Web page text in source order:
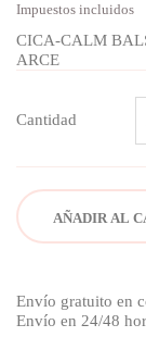
Impuestos incluidos
CICA-CALM
ARCE
Cantidad
AÑADIR AL
Envío gratuito en
Envío en 24/48